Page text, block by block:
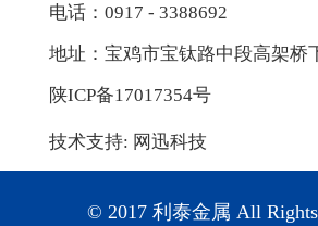
电话：0917 - 3388692
地址：宝鸡市宝钛路中段高架桥
陕ICP备17017354号
技术支持: 网迅科技
© 2017 利泰金属 All Rights